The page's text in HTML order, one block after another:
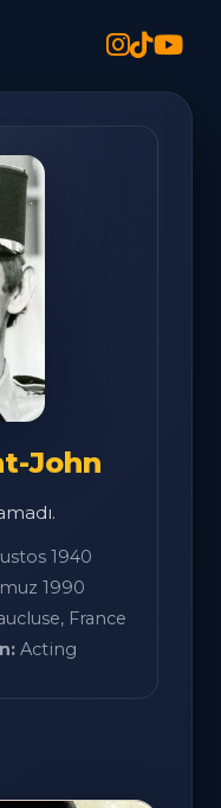
John
1940
1990
France
Acting